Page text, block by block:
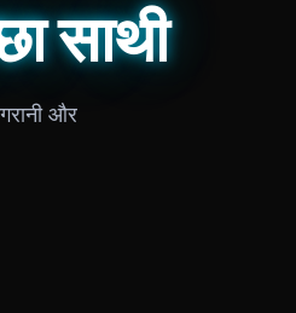
साथी
और